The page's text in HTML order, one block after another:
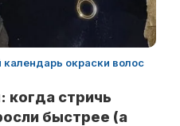
окраски волос
когда стричь
быстрее (а